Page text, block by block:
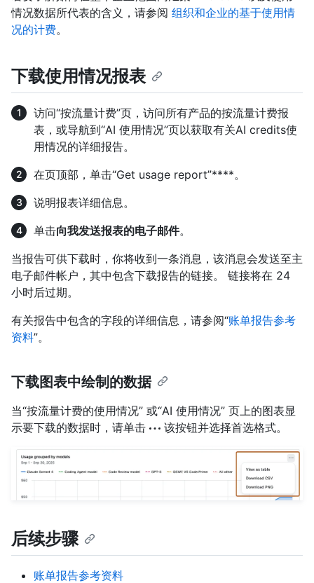
情况数据所代表的含义，请参阅 组织和企业的基于使用情
况的计费。
下载使用情况报表
访问“按流量计费”页，访问所有产品的按流量计费报
表，或导航到“AI 使用情况”页以获取有关AI credits使
用情况的详细报告。
在页顶部，单击“Get usage report”****。
说明报表详细信息。
单击向我发送报表的电子邮件。
当报告可供下载时，你将收到一条消息，该消息会发送至主
电子邮件帐户，其中包含下载报告的链接。 链接将在 24
小时后过期。
有关报告中包含的字段的详细信息，请参阅“账单报告参考
资料”。
下载图表中绘制的数据
当“按流量计费的使用情况” 或“AI 使用情况” 页上的图表显
示要下载的数据时，请单击
该按钮并选择首选格式。
后续步骤
账单报告参考资料